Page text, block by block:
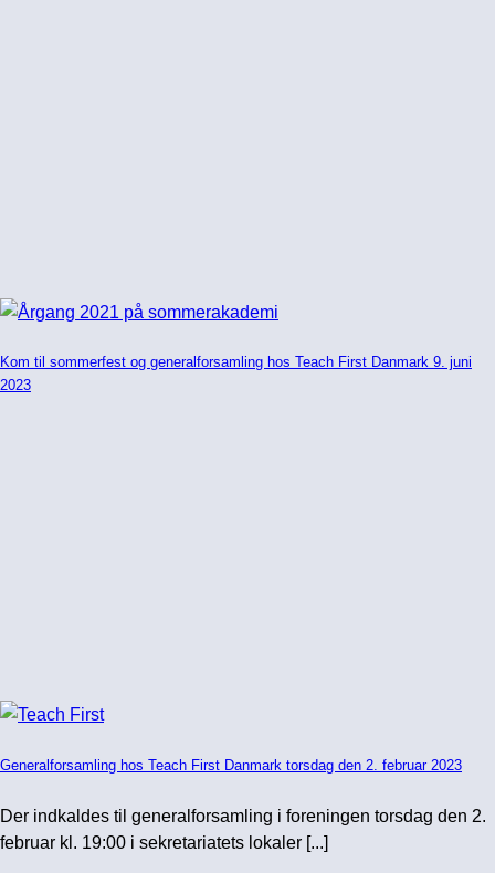
Kom til sommerfest og generalforsamling hos Teach First Danmark 9. juni
2023
Generalforsamling hos Teach First Danmark torsdag den 2. februar 2023
Der indkaldes til generalforsamling i foreningen torsdag den 2.
februar kl. 19:00 i sekretariatets lokaler [...]